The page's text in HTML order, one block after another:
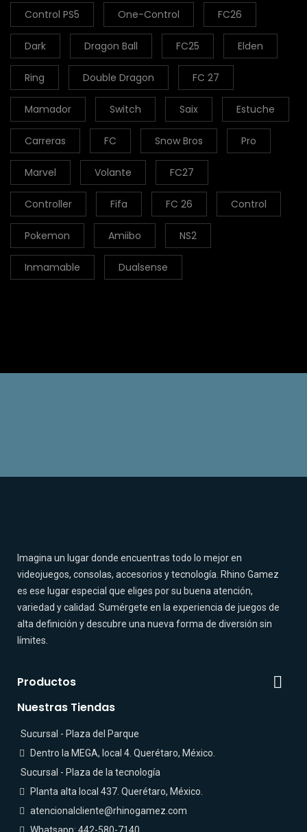
Control PS5 One-Control FC26
Dark Dragon Ball FC25 Elden
Ring Double Dragon FC 27
Mamador Switch Saix Estuche
Carreras FC Snow Bros Pro
Marvel Volante FC27
Controller Fifa FC 26 Control
Pokemon Amiibo NS2
Inmamable Dualsense
Imagina un lugar donde encuentras todo lo mejor en
videojuegos, consolas, accesorios y tecnología. Rhino Gamez
es ese lugar especial que eliges por su buena atención,
variedad y calidad. Sumérgete en la experiencia de juegos de
alta definición y descubre una nueva forma de diversión sin
límites.
Productos 
Nuestras Tiendas
Sucursal - Plaza del Parque
Dentro la MEGA, local 4. Querétaro, México.
Sucursal - Plaza de la tecnología
Planta alta local 437. Querétaro, México.
atencionalcliente@rhinogamez.com